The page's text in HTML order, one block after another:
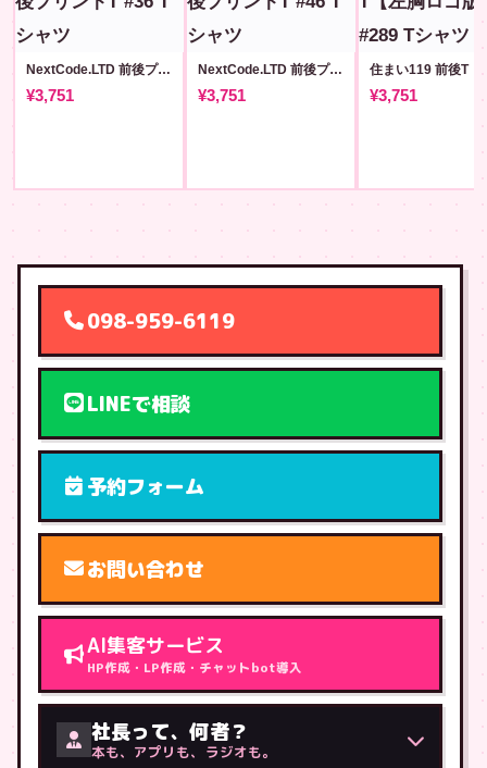
NextCode.LTD 前後プリントT #36
¥3,751
NextCode.LTD 前後プリントT #46
¥3,751 ¥3,751
098-959-6119
LINEで相談
予約フォーム
お問い合わせ
AI集客サービス
HP作成・LP作成・チャットbot導入
社長って、何者？
本も、アプリも、ラジオも。